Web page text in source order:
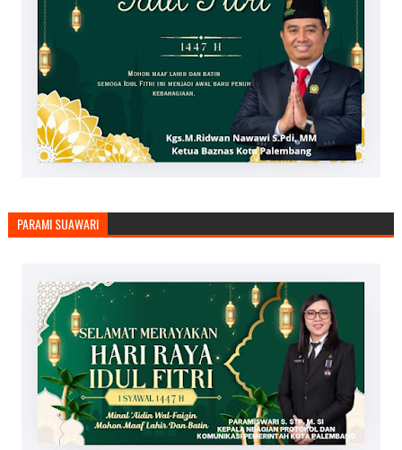
PARAMI SUAWARI